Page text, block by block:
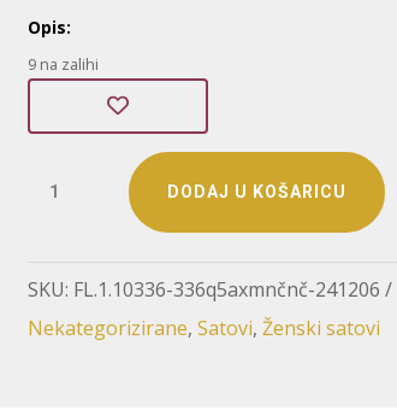
Opis:
9 na zalihi
(FL.1.10336-
DODAJ U KOŠARICU
SKU: FL.1.10336-336q5axmnčnč-241206
Nekategorizirane, Satovi, Ženski satovi